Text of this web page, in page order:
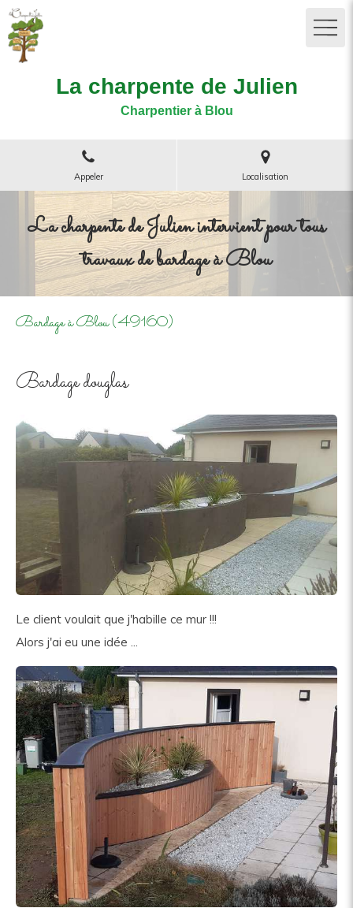
La charpente de Julien
Charpentier à Blou
Appeler Localisation
La charpente de Julien intervient pour tous
travaux de bardage à Blou
Bardage à Blou (49160)
Bardage douglas
Le client voulait que j'habille ce mur !!!
Alors j'ai eu une idée ...